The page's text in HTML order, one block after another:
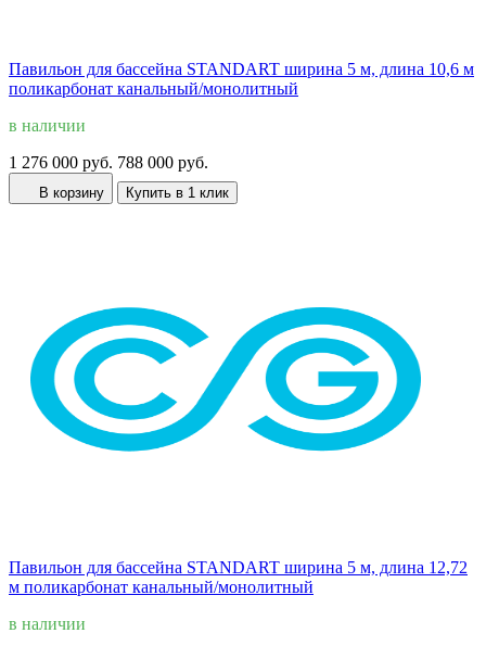
Павильон для бассейна STANDART ширина 5 м, длина 10,6 м
поликарбонат канальный/монолитный
в наличии
1 276 000 руб. 788 000 руб.
В корзину Купить в 1 клик
Павильон для бассейна STANDART ширина 5 м, длина 12,72
м поликарбонат канальный/монолитный
в наличии